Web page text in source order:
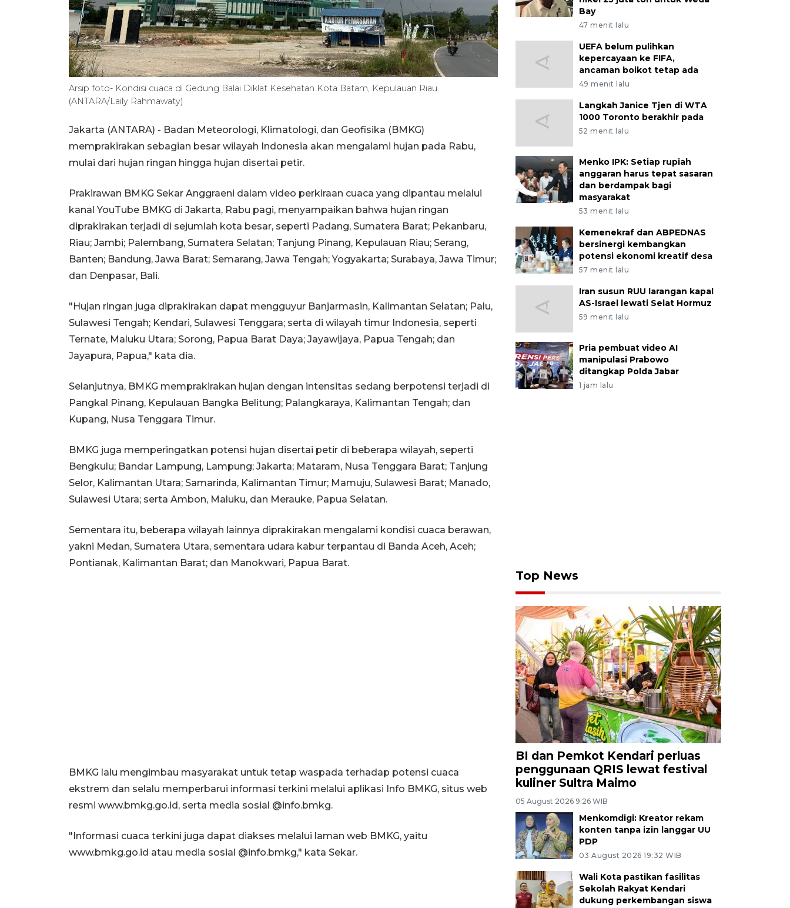
Arsip foto- Kondisi cuaca di Gedung Balai Diklat Kesehatan Kota Batam, Kepulauan Riau.
(ANTARA/Laily Rahmawaty)
Jakarta (ANTARA) - Badan Meteorologi, Klimatologi, dan Geofisika (BMKG)
memprakirakan sebagian besar wilayah Indonesia akan mengalami hujan pada Rabu,
mulai dari hujan ringan hingga hujan disertai petir.
Prakirawan BMKG Sekar Anggraeni dalam video perkiraan cuaca yang dipantau melalui
kanal YouTube BMKG di Jakarta, Rabu pagi, menyampaikan bahwa hujan ringan
diprakirakan terjadi di sejumlah kota besar, seperti Padang, Sumatera Barat; Pekanbaru,
Riau; Jambi; Palembang, Sumatera Selatan; Tanjung Pinang, Kepulauan Riau; Serang,
Banten; Bandung, Jawa Barat; Semarang, Jawa Tengah; Yogyakarta; Surabaya, Jawa Timur;
dan Denpasar, Bali.
"Hujan ringan juga diprakirakan dapat mengguyur Banjarmasin, Kalimantan Selatan; Palu,
Sulawesi Tengah; Kendari, Sulawesi Tenggara; serta di wilayah timur Indonesia, seperti
Ternate, Maluku Utara; Sorong, Papua Barat Daya; Jayawijaya, Papua Tengah; dan
Jayapura, Papua," kata dia.
Selanjutnya, BMKG memprakirakan hujan dengan intensitas sedang berpotensi terjadi di
Pangkal Pinang, Kepulauan Bangka Belitung; Palangkaraya, Kalimantan Tengah; dan
Kupang, Nusa Tenggara Timur.
BMKG juga memperingatkan potensi hujan disertai petir di beberapa wilayah, seperti
Bengkulu; Bandar Lampung, Lampung; Jakarta; Mataram, Nusa Tenggara Barat; Tanjung
Selor, Kalimantan Utara; Samarinda, Kalimantan Timur; Mamuju, Sulawesi Barat; Manado,
Sulawesi Utara; serta Ambon, Maluku, dan Merauke, Papua Selatan.
Sementara itu, beberapa wilayah lainnya diprakirakan mengalami kondisi cuaca berawan,
yakni Medan, Sumatera Utara, sementara udara kabur terpantau di Banda Aceh, Aceh;
Pontianak, Kalimantan Barat; dan Manokwari, Papua Barat.
BMKG lalu mengimbau masyarakat untuk tetap waspada terhadap potensi cuaca
ekstrem dan selalu memperbarui informasi terkini melalui aplikasi Info BMKG, situs web
resmi www.bmkg.go.id, serta media sosial @info.bmkg.
"Informasi cuaca terkini juga dapat diakses melalui laman web BMKG, yaitu
www.bmkg.go.id atau media sosial @info.bmkg," kata Sekar.
Bay
47 menit lalu
UEFA belum pulihkan
kepercayaan ke FIFA,
ancaman boikot tetap ada
49 menit lalu
Langkah Janice Tjen di WTA
1000 Toronto berakhir pada
52 menit lalu
Menko IPK: Setiap rupiah
anggaran harus tepat sasaran
dan berdampak bagi
masyarakat
53 menit lalu
Kemenekraf dan ABPEDNAS
bersinergi kembangkan
potensi ekonomi kreatif desa
57 menit lalu
Iran susun RUU larangan kapal
AS-Israel lewati Selat Hormuz
59 menit lalu
Pria pembuat video AI
manipulasi Prabowo
ditangkap Polda Jabar
1 jam lalu
Top News
BI dan Pemkot Kendari perluas
penggunaan QRIS lewat festival
kuliner Sultra Maimo
05 August 2026 9:26 WIB
Menkomdigi: Kreator rekam
konten tanpa izin langgar UU
PDP
03 August 2026 19:32 WIB
Wali Kota pastikan fasilitas
Sekolah Rakyat Kendari
dukung perkembangan siswa